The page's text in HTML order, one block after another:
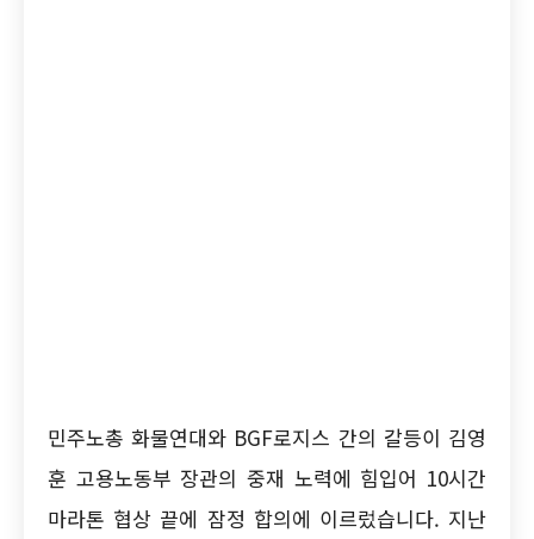
민주노총 화물연대와 BGF로지스 간의 갈등이 김영
훈 고용노동부 장관의 중재 노력에 힘입어 10시간
마라톤 협상 끝에 잠정 합의에 이르렀습니다. 지난